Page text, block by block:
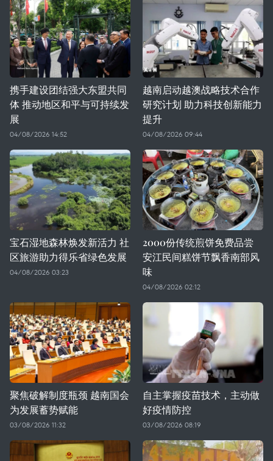
携手建设团结强大东盟共同
体 推动地区和平与可持续发
展
04/08/2026 14:52
越南启动越澳战略技术合作
研究计划 助力科技创新能力
提升
04/08/2026 09:44
宝石湿地森林焕发新活力 社
区旅游助力得乐省绿色发展
04/08/2026 03:23
2000份传统煎饼免费品尝
安江民间糕饼节飘香南部风
味
04/08/2026 02:12
聚焦破解制度瓶颈 越南国会
为发展蓄势赋能
03/08/2026 11:32
自主掌握疫苗技术，主动做
好疫情防控
03/08/2026 08:19